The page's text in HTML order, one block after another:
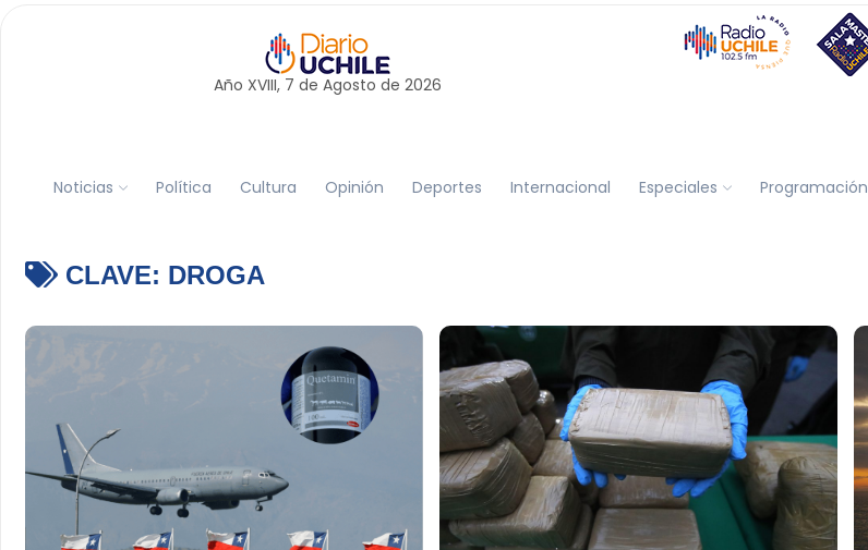
Año XVIII, 7 de Agosto de 2026
Noticias Política Cultura Opinión Deportes Internacional Especiales Programación
CLAVE: DROGA